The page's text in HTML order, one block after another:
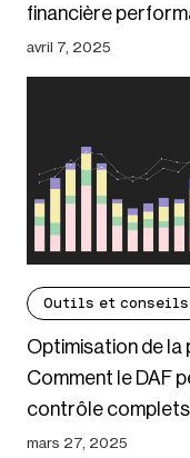
financière
avril 7, 2025
Outils et conseils
Optimisation de la
Comment le DAF
contrôle
mars 27, 2025